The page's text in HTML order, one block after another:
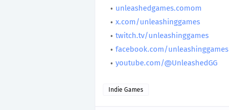
unleashedgames.comom
x.com/unleashinggames
twitch.tv/unleashinggames
facebook.com/unleashinggames
youtube.com/@UnleashedGG
Indie Games